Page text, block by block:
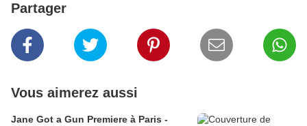
Partager
Vous aimerez aussi
Jane Got a Gun Premiere à Paris -